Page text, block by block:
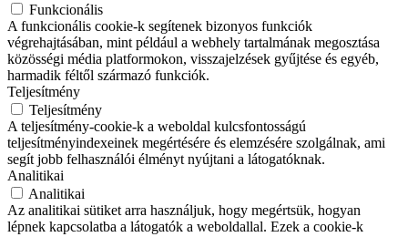
Funkcionális
A funkcionális cookie-k segítenek bizonyos funkciók
végrehajtásában, mint például a webhely tartalmának megosztása
közösségi média platformokon, visszajelzések gyűjtése és egyéb,
harmadik féltől származó funkciók.
Teljesítmény
Teljesítmény
A teljesítmény-cookie-k a weboldal kulcsfontosságú
teljesítményindexeinek megértésére és elemzésére szolgálnak, ami
segít jobb felhasználói élményt nyújtani a látogatóknak.
Analitikai
Analitikai
Az analitikai sütiket arra használjuk, hogy megértsük, hogyan
lépnek kapcsolatba a látogatók a weboldallal. Ezek a cookie-k